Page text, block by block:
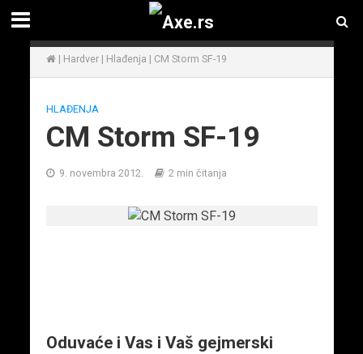
| Hardver| Hlađenja | CM Storm SF-19
HLAĐENJA
CM Storm SF-19
9. novembra 2012. 2 min čitanja
Oduvaće i Vas i Vaš gejmerski